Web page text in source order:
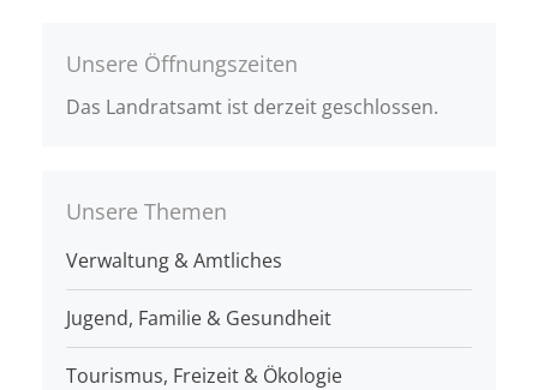
Unsere Öffnungszeiten
Das Landratsamt ist derzeit geschlossen.
Unsere Themen
Verwaltung & Amtliches
Jugend, Familie & Gesundheit
Tourismus, Freizeit & Ökologie